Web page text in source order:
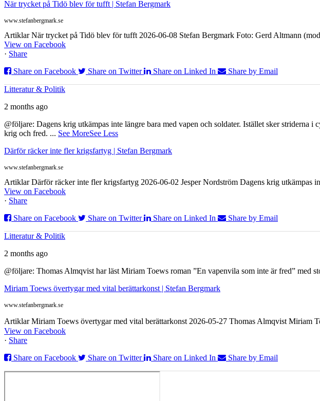
När trycket på Tidö blev för tufft | Stefan Bergmark
www.stefanbergmark.se
Artiklar När trycket på Tidö blev för tufft 2026-06-08 Stefan Bergmark Foto: Gerd Altmann
View on Facebook
· Share
Share on Facebook
Share on Twitter Share on Linked In Share by Email
Litteratur & Politik
2 months ago
@följare: Dagens krig utkämpas inte längre bara med vapen och soldater. Istället sker
krig och fred. ... See MoreSee Less
Därför räcker inte fler krigsfartyg | Stefan Bergmark
www.stefanbergmark.se
Artiklar Därför räcker inte fler krigsfartyg 2026-06-02 Jesper Nordström Dagens krig utkämpas
View on Facebook
· Share
Share on Facebook
Share on Twitter Share on Linked In Share by Email
Litteratur & Politik
2 months ago
@följare: Thomas Almqvist har läst Miriam Toews roman ”En vapenvila som inte är fred” med
Miriam Toews övertygar med vital berättarkonst | Stefan Bergmark
www.stefanbergmark.se
Artiklar Miriam Toews övertygar med vital berättarkonst 2026-05-27 Thomas Almqvist
View on Facebook
· Share
Share on Facebook
Share on Twitter Share on Linked In Share by Email